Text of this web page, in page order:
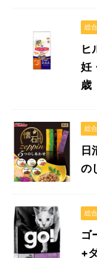
総
ヒ
妊
歳
総
日
の
総
ゴ
+